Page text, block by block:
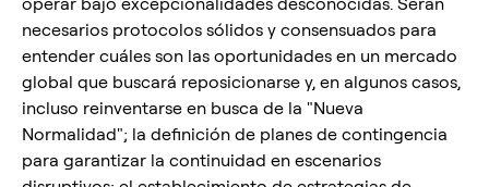
necesarios protocolos sólidos y consensuados para
entender cuáles son las oportunidades en un mercado
global que buscará reposicionarse y, en algunos casos,
incluso reinventarse en busca de la "Nueva
Normalidad"; la definición de planes de contingencia
para garantizar la continuidad en escenarios